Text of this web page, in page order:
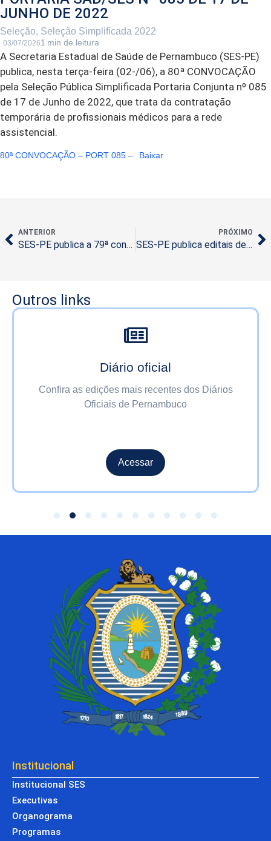
JUNHO DE 2022
Seleção, Seleção Simplificada 2022
03/07/2026
A Secretaria Estadual de Saúde de Pernambuco (SES-PE)
publica, nesta terça-feira (02-/06), a 80ª CONVOCAÇÃO
pela Seleção Pública Simplificada Portaria Conjunta nº 085
de 17 de Junho de 2022, que trata da contratação
temporária de profissionais médicos para a rede
assistencial.
80ª CONVOCAÇÃO – PORT 085 – Baixar
ANTERIOR
SES-PE publica a 79ª convocação pela Seleção Pública Simplificada nº 085 de 17 de 2022
PRÓXIMO
SES-PE publica editais de Seleção Pública para UPAE Arcoverde e Hospital Central de Paulista
Outros links
Diário oficial
Confira as edições mais recentes dos Diários
Oficiais de Pernambuco
Acessar
Institucional
Institucional SES
Executivas
Organograma
Programas